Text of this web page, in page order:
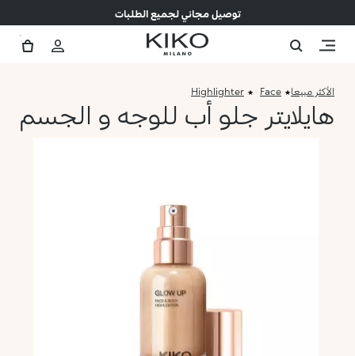
توصيل مجاني لجميع الطلبات
الأكثر مبيعا Face
Highlighter
هايلايتر جلو أب للوجه و الجسم